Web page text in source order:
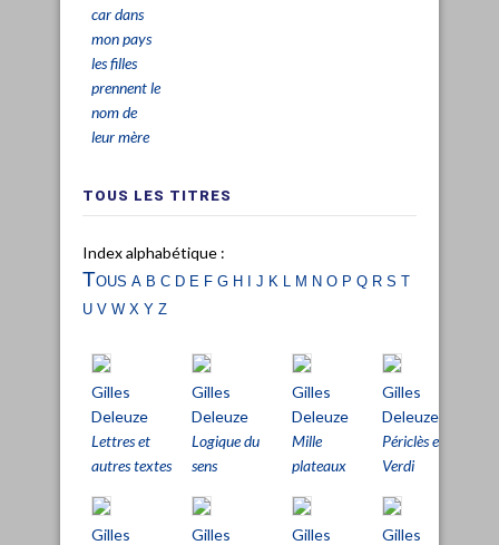
car dans
mon pays
les filles
prennent le
nom de
leur mère
TOUS LES TITRES
Index alphabétique :
Tous a b c d e fg h i j k l m no p q rs t
uvwx yz
Gilles
Deleuze
Lettres et
autres textes
Gilles
Deleuze
Logique du
sens
Gilles
Deleuze
Mille
plateaux
Gilles
Deleuze
Périclès et
Verdi
Gilles
Gilles
Gilles
Gilles